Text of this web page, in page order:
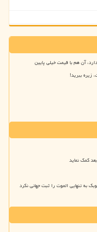
زیره ببرید!
به تنهایی الموت را ثبت جهانی نکرد